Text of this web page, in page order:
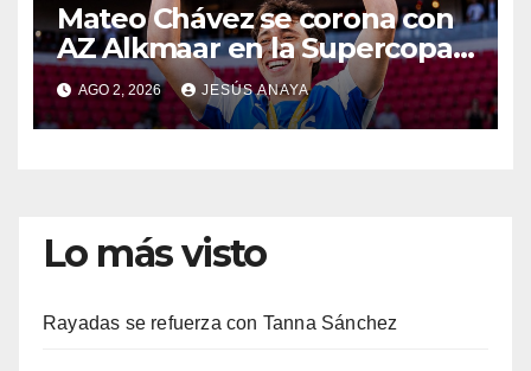
Mateo Chávez se corona con
AZ Alkmaar en la Supercopa
de Países Bajos
AGO 2, 2026 JESÚS ANAYA
Lo más visto
Rayadas se refuerza con Tanna Sánchez